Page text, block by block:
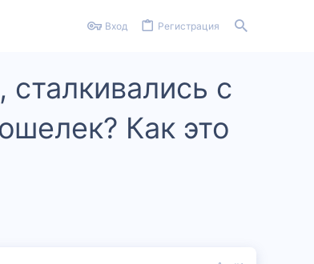
Вход Регистрация
с
Как это